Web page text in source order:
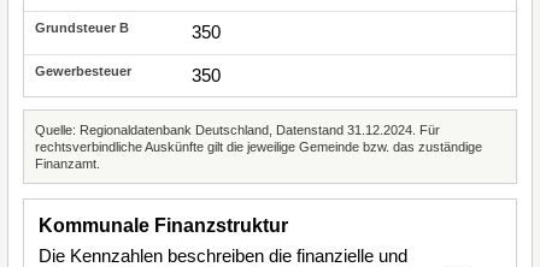
350
350
Quelle: Regionaldatenbank Deutschland, Datenstand 31.12.2024. Für
rechtsverbindliche Auskünfte gilt die jeweilige Gemeinde bzw. das zuständige
Finanzamt.
Kommunale Finanzstruktur
Die Kennzahlen beschreiben die finanzielle und